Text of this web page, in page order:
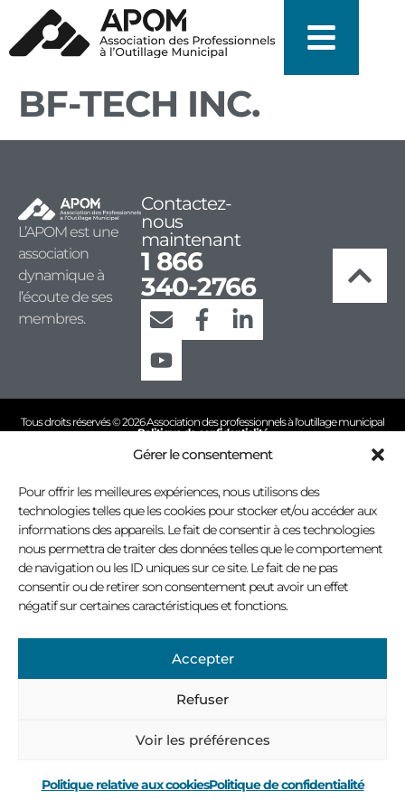
Gérer le consentement
Pour offrir les meilleures expériences, nous utilisons des
technologies telles que les cookies pour stocker et/ou accéder aux
informations des appareils. Le fait de consentir à ces technologies
nous permettra de traiter des données telles que le comportement
de navigation ou les ID uniques sur ce site. Le fait de ne pas
consentir ou de retirer son consentement peut avoir un effet
négatif sur certaines caractéristiques et fonctions.
Accepter
Refuser
Voir les préférences
Politique relative aux cookiesPolitique de confidentialité
BF-TECH INC.
L’APOM est une
association
dynamique à
l’écoute de ses
membres.
Contactez-
nous
maintenant
1 866
340-2766
Tous droits réservés © 2026 Association des professionnels à l'outillage municipal
Politique de confidentialité